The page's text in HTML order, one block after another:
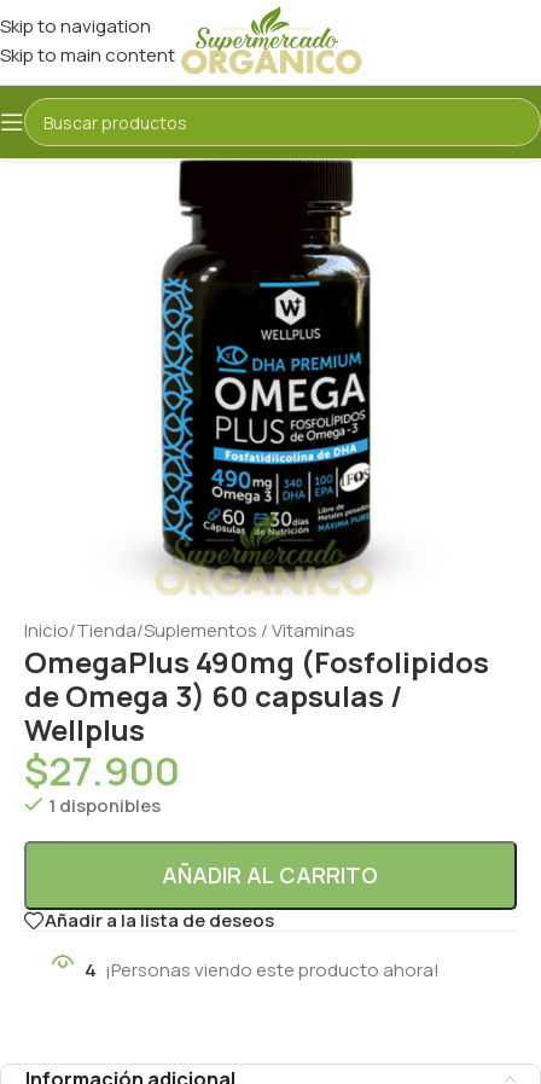
Skip to navigation
Skip to main content
Inicio/Tienda/Suplementos / Vitaminas
OmegaPlus 490mg (Fosfolipidos
de Omega 3) 60 capsulas /
Wellplus
$27.900
1 disponibles
AÑADIR AL CARRITO
Añadir a la lista de deseos
4 ¡Personas viendo este producto ahora!